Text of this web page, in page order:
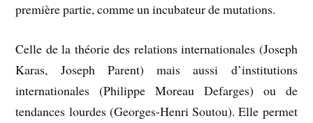
première partie, comme un incubateur de mutations.
Celle de la théorie des relations internationales (Joseph
Karas, Joseph Parent) mais aussi d’institutions
internationales (Philippe Moreau Defarges) ou de
tendances lourdes (Georges-Henri Soutou). Elle permet